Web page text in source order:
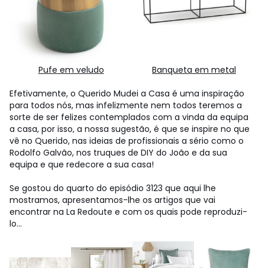
Pufe em veludo
Banqueta em metal
Efetivamente, o Querido Mudei a Casa é uma inspiração
para todos nós, mas infelizmente nem todos teremos a
sorte de ser felizes contemplados com a vinda da equipa
a casa, por isso, a nossa sugestão, é que se inspire no que
vê no Querido, nas ideias de profissionais a sério como o
Rodolfo Galvão, nos truques de DIY do João e da sua
equipa e que redecore a sua casa!
Se gostou do quarto do episódio 3123 que aqui lhe
mostramos, apresentamos-lhe os artigos que vai
encontrar na La Redoute e com os quais pode reproduzi-
lo...